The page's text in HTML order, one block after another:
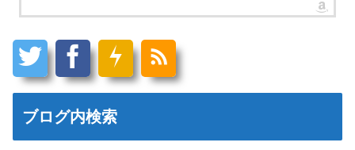
ブログ内検索